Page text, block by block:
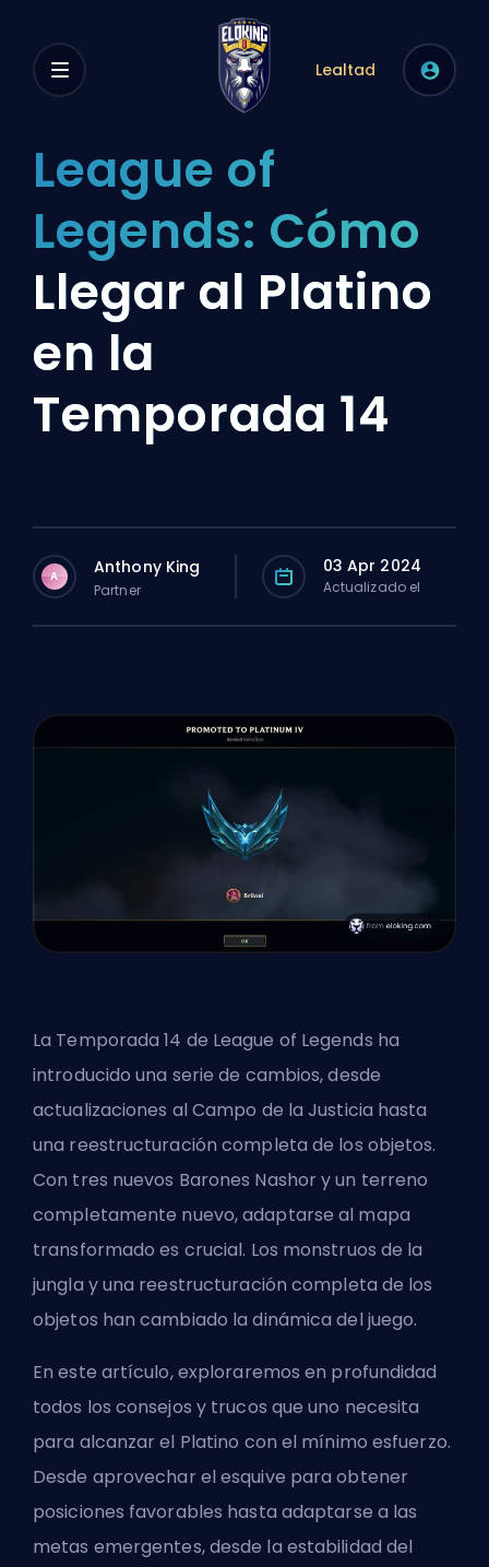
Lealtad
League of
Legends: Cómo
Llegar al Platino
en la
Temporada 14
A Anthony King
Partner
03 Apr 2024
Actualizado el
La Temporada 14 de League of Legends ha
introducido una serie de cambios, desde
actualizaciones al Campo de la Justicia hasta
una reestructuración completa de los objetos.
Con tres nuevos Barones Nashor y un terreno
completamente nuevo, adaptarse al mapa
transformado es crucial. Los monstruos de la
jungla y una reestructuración completa de los
objetos han cambiado la dinámica del juego.
En este artículo, exploraremos en profundidad
todos los consejos y trucos que uno necesita
para alcanzar el Platino con el mínimo esfuerzo.
Desde aprovechar el esquive para obtener
posiciones favorables hasta adaptarse a las
metas emergentes, desde la estabilidad del